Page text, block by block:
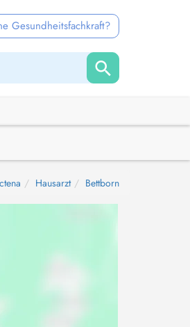
Gesundheitsfachkraft?
Hausarzt Bettborn